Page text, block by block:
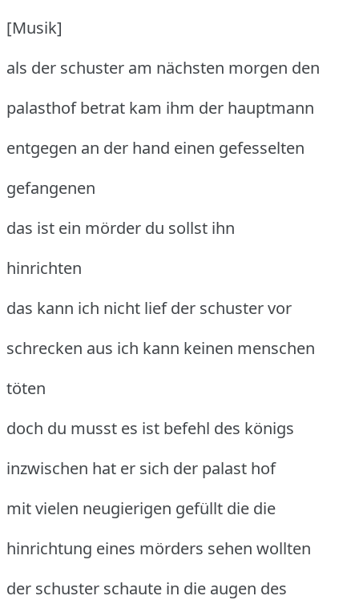
[Musik]
als der schuster am nächsten morgen den
palasthof betrat kam ihm der hauptmann
entgegen an der hand einen gefesselten
gefangenen
das ist ein mörder du sollst ihn
hinrichten
das kann ich nicht lief der schuster vor
schrecken aus ich kann keinen menschen
töten
doch du musst es ist befehl des königs
inzwischen hat er sich der palast hof
mit vielen neugierigen gefüllt die die
hinrichtung eines mörders sehen wollten
der schuster schaute in die augen des